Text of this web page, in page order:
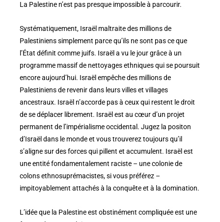
La Palestine n’est pas presque impossible à parcourir.
Systématiquement, Israël maltraite des millions de
Palestiniens simplement parce qu’ils ne sont pas ce que
l’État définit comme juifs. Israël a vu le jour grâce à un
programme massif de nettoyages ethniques qui se poursuit
encore aujourd’hui. Israël empêche des millions de
Palestiniens de revenir dans leurs villes et villages
ancestraux. Israël n’accorde pas à ceux qui restent le droit
de se déplacer librement. Israël est au cœur d’un projet
permanent de l’impérialisme occidental. Jugez la positon
d’Israël dans le monde et vous trouverez toujours qu’il
s’aligne sur des forces qui pillent et accumulent. Israël est
une entité fondamentalement raciste – une colonie de
colons ethnosuprémacistes, si vous préférez –
impitoyablement attachés à la conquête et à la domination.
L’idée que la Palestine est obstinément compliquée est une